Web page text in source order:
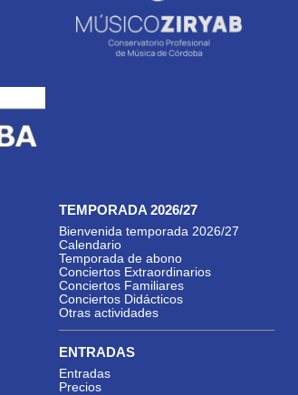
TEMPORADA 2026/27
Bienvenida temporada 2026/27
Calendario
Temporada de abono
Conciertos Extraordinarios
Conciertos Familiares
Conciertos Didácticos
Otras actividades
ENTRADAS
Entradas
Precios